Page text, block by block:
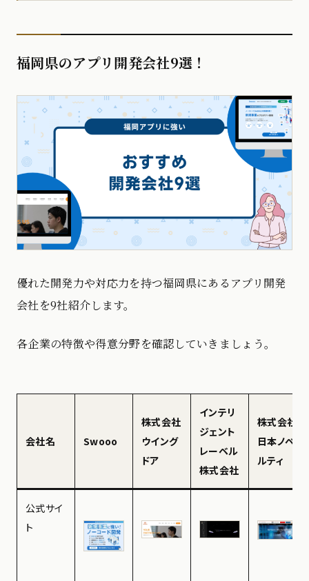
福岡県のアプリ開発会社9選！
優れた開発力や対応力を持つ福岡県にあるアプリ開発
会社を9社紹介します。
各企業の特徴や得意分野を確認していきましょう。
会社名 Swooo
株式会社
ウイング
ドア
インテリ
ジェント
レーベル
株式会社
株式会社
日本ノベ
ルティ
公式サイ
ト